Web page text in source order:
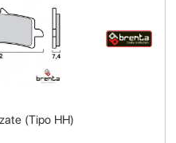
(Tipo HH)